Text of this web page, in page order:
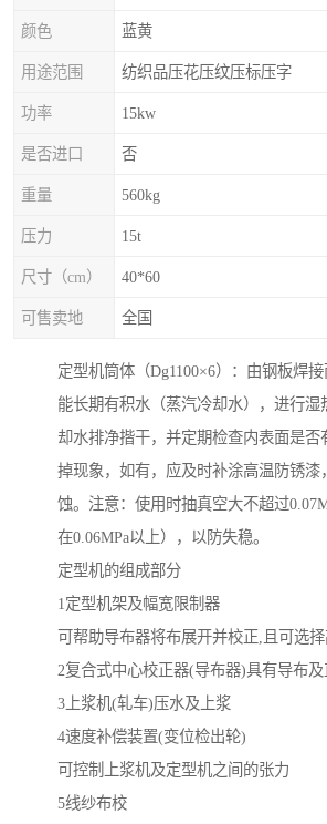
颜色 蓝黄
用途范围 纺织品压花压纹压标压字
功率 15kw
是否进口 否
重量 560kg
压力 15t
尺寸（cm） 40*60
可售卖地 全国
定型机筒体（Dg1100×6）：由钢板焊
能长期有积水（蒸汽冷却水），进行湿
却水排净揩干，并定期检查内表面是否
掉现象，如有，应及时补涂高温防锈漆
蚀。注意：使用时抽真空大不超过
在0.06MPa以上），以防失稳。
定型机的组成部分
1定型机架及幅宽限制器
可帮助导布器将布展开并校正,且可选
2复合式中心校正器(导布器)具有导布
3上浆机(轧车)压水及上浆
4速度补偿装置(变位检出轮)
可控制上浆机及定型机之间的张力
5线纱布校